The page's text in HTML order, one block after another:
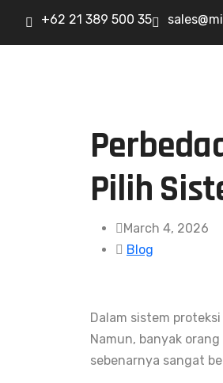
+62 21 389 500 35
Pilih
March 4, 2026
Blog
Dalam sistem
Namun, banyak
sebenarnya sangat